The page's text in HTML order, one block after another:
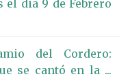
el dia 9 de Febrero
del Cordero:
se cantó en la ...